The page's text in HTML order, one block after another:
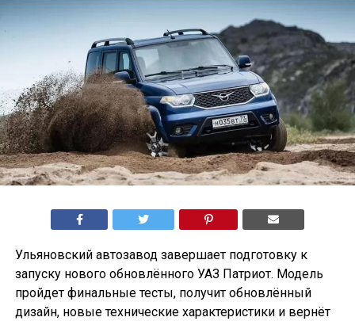
Ульяновский автозавод завершает подготовку к
запуску нового обновлённого УАЗ Патриот. Модель
пройдет финальные тесты, получит обновлённый
дизайн, новые технические характеристики и вернёт